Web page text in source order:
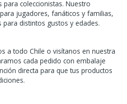
coleccionistas. Nuestro
jugadores, fanáticos y familias,
distintos gustos y edades.
a todo Chile o visítanos en nuestra
cada pedido con embalaje
directa para que tus productos